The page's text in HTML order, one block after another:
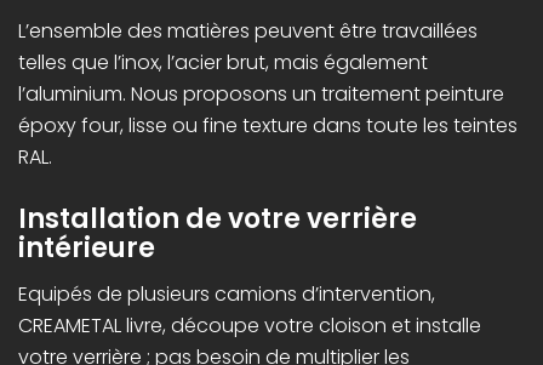
L’ensemble des matières peuvent être travaillées
telles que l’inox, l’acier brut, mais également
l’aluminium. Nous proposons un traitement peinture
époxy four, lisse ou fine texture dans toute les teintes
RAL.
Installation de votre verrière
intérieure
Equipés de plusieurs camions d’intervention,
CREAMETAL livre, découpe votre cloison et installe
votre verrière ; pas besoin de multiplier les